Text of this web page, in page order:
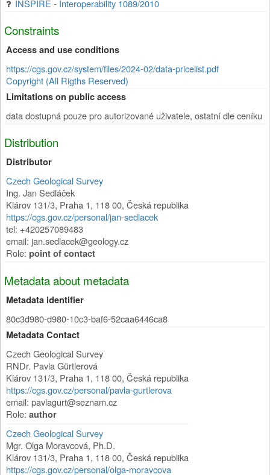
INSPIRE - Interoperability 1089/2010
Constraints
Access and use conditions
https://cgs.gov.cz/system/files/2024-02/data-pricelist.pdf
Copyright (All Rigths Reserved)
Limitations on public access
data dostupná pouze pro autorizované uživatele, ostatní dle ceníku
Distribution
Distributor
Czech Geological Survey
Ing. Jan Sedláček
Klárov 131/3, Praha 1, 118 00, Česká republika
https://cgs.gov.cz/personal/jan-sedlacek
tel: +420257089483
email: jan.sedlacek@geology.cz
Role: point of contact
Metadata about metadata
Metadata identifier
80c3d980-d980-10c3-baf6-52caa6446ca8
Metadata Contact
Czech Geological Survey
RNDr. Pavla Gürtlerová
Klárov 131/3, Praha 1, 118 00, Česká republika
https://cgs.gov.cz/personal/pavla-gurtlerova
email: pavlagurt@seznam.cz
Role: author
Czech Geological Survey
Mgr. Olga Moravcová, Ph.D.
Klárov 131/3, Praha 1, 118 00, Česká republika
https://cgs.gov.cz/personal/olga-moravcova